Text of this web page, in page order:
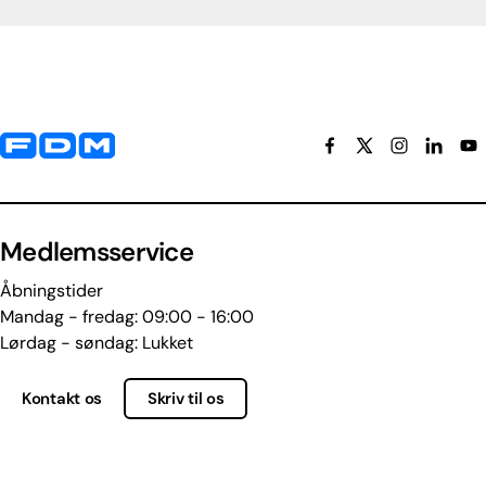
Yderligere information og kontaktoplysninger
Medlemsservice
Åbningstider
Mandag - fredag: 09:00 - 16:00
Lørdag - søndag: Lukket
Kontakt os Skriv til os